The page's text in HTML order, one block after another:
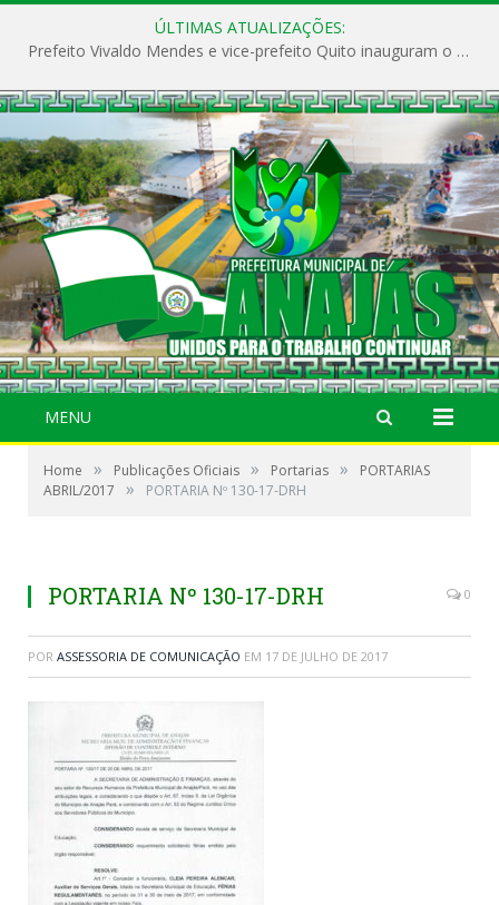
ÚLTIMAS ATUALIZAÇÕES:
Prefeito Vivaldo Mendes e vice-prefeito Quito inauguram o CAPS e fortalecem a saúde pública em Anajás.
MENU
Home » Publicações Oficiais » Portarias »
PORTARIAS
ABRIL/2017
» PORTARIA Nº 130-17-DRH
PORTARIA Nº 130-17-DRH 0
POR ASSESSORIA DE COMUNICAÇÃO EM 17 DE JULHO DE 2017